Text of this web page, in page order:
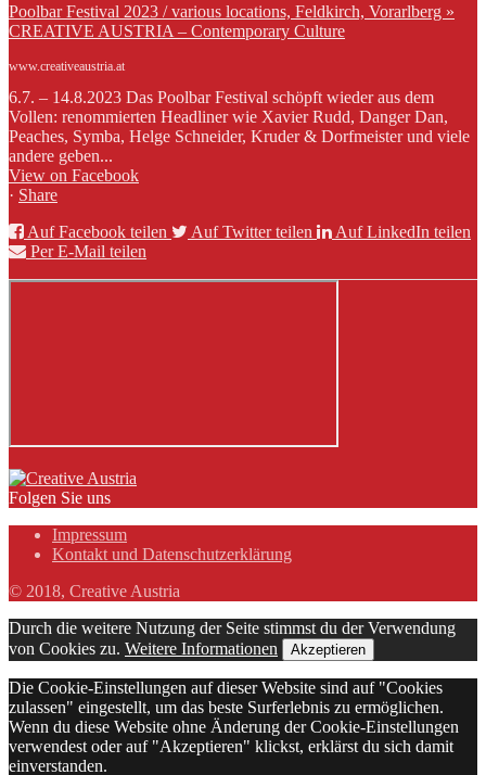
Poolbar Festival 2023 / various locations, Feldkirch, Vorarlberg »
CREATIVE AUSTRIA – Contemporary Culture
www.creativeaustria.at
6.7. – 14.8.2023 Das Poolbar Festival schöpft wieder aus dem
Vollen: renommierten Headliner wie Xavier Rudd, Danger Dan,
Peaches, Symba, Helge Schneider, Kruder & Dorfmeister und viele
andere geben...
View on Facebook
· Share
Auf Facebook teilen
Auf Twitter teilen
Auf LinkedIn teilen
Per E-Mail teilen
Folgen Sie uns
Impressum
Kontakt und Datenschutzerklärung
© 2018, Creative Austria
Durch die weitere Nutzung der Seite stimmst du der Verwendung
von Cookies zu. Weitere Informationen Akzeptieren
Die Cookie-Einstellungen auf dieser Website sind auf "Cookies
zulassen" eingestellt, um das beste Surferlebnis zu ermöglichen.
Wenn du diese Website ohne Änderung der Cookie-Einstellungen
verwendest oder auf "Akzeptieren" klickst, erklärst du sich damit
einverstanden.